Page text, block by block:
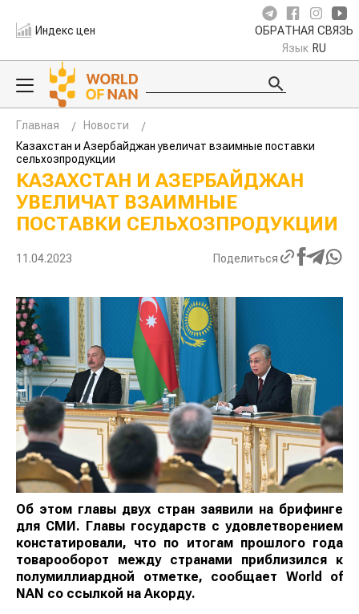
Индекс цен ОБРАТНАЯ СВЯЗЬ
Язык RU
Главная
Новости
Казахстан и Азербайджан увеличат взаимные поставки
сельхозпродукции
КАЗАХСТАН И АЗЕРБАЙДЖАН
УВЕЛИЧАТ ВЗАИМНЫЕ
ПОСТАВКИ СЕЛЬХОЗПРОДУКЦИИ
11.04.2023 Поделиться
Об этом главы двух стран заявили на брифинге
для СМИ. Главы государств с удовлетворением
констатировали, что по итогам прошлого года
товарооборот между странами приблизился к
полумиллиардной отметке, сообщает World
of
NAN со ссылкой на Акорду.